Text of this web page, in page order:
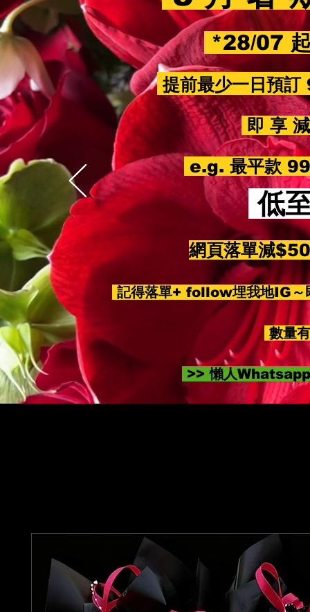
*28/07
提前最少一日預
即 享
e.g. 最平款
低
網頁落單減
記得落單+ follow埋我地IG～
數量
>> 懶人